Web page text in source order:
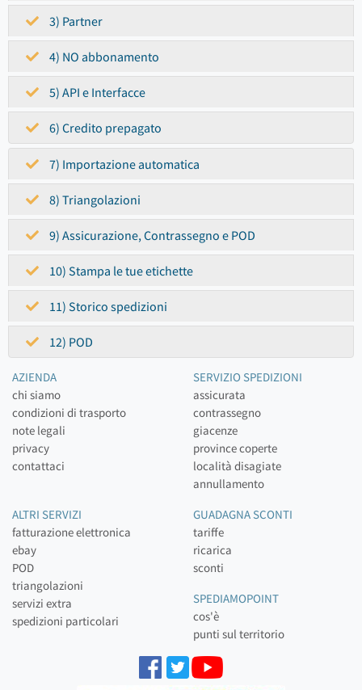
3) Partner
4) NO abbonamento
5) API e Interfacce
6) Credito prepagato
7) Importazione automatica
8) Triangolazioni
9) Assicurazione, Contrassegno e POD
10) Stampa le tue etichette
11) Storico spedizioni
12) POD
AZIENDA
chi siamo
condizioni di trasporto
note legali
privacy
contattaci
SERVIZIO SPEDIZIONI
assicurata
contrassegno
giacenze
province coperte
località disagiate
annullamento
ALTRI SERVIZI
fatturazione elettronica
ebay
POD
triangolazioni
servizi extra
spedizioni particolari
GUADAGNA SCONTI
tariffe
ricarica
sconti
SPEDIAMOPOINT
cos'è
punti sul territorio